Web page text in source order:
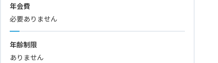
年会費
必要ありません
年齢制限
ありません